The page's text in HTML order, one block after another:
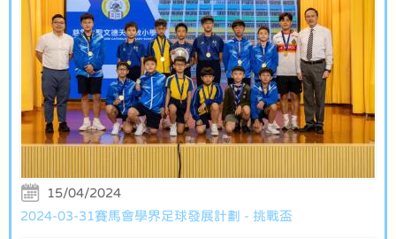
15/04/2024
2024-03-31賽馬會學界足球發展計劃 - 挑戰盃